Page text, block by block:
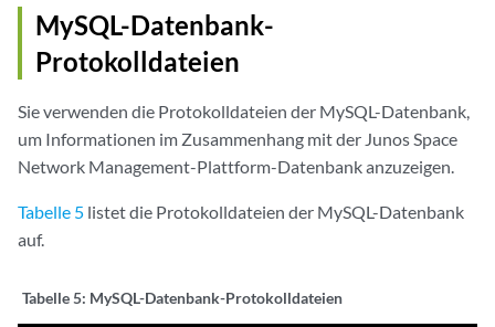
MySQL-Datenbank-
Protokolldateien
Sie verwenden die Protokolldateien der MySQL-Datenbank,
um Informationen im Zusammenhang mit der Junos Space
Network Management-Plattform-Datenbank anzuzeigen.
Tabelle 5 listet die Protokolldateien der MySQL-Datenbank
auf.
Tabelle 5: MySQL-Datenbank-Protokolldateien